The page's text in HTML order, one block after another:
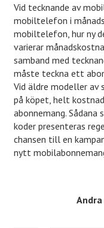
Vid tecknande av
mobiltelefon i
mobiltelefon, hur ny
varierar
samband med
måste teckna ett
Vid äldre modeller av
på köpet, helt
abonnemang. Sådana
koder presenteras
chansen till en
nytt